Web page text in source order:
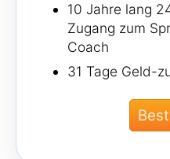
10 Jahre lang
Zugang zum
Coach
31 Tage Geld-